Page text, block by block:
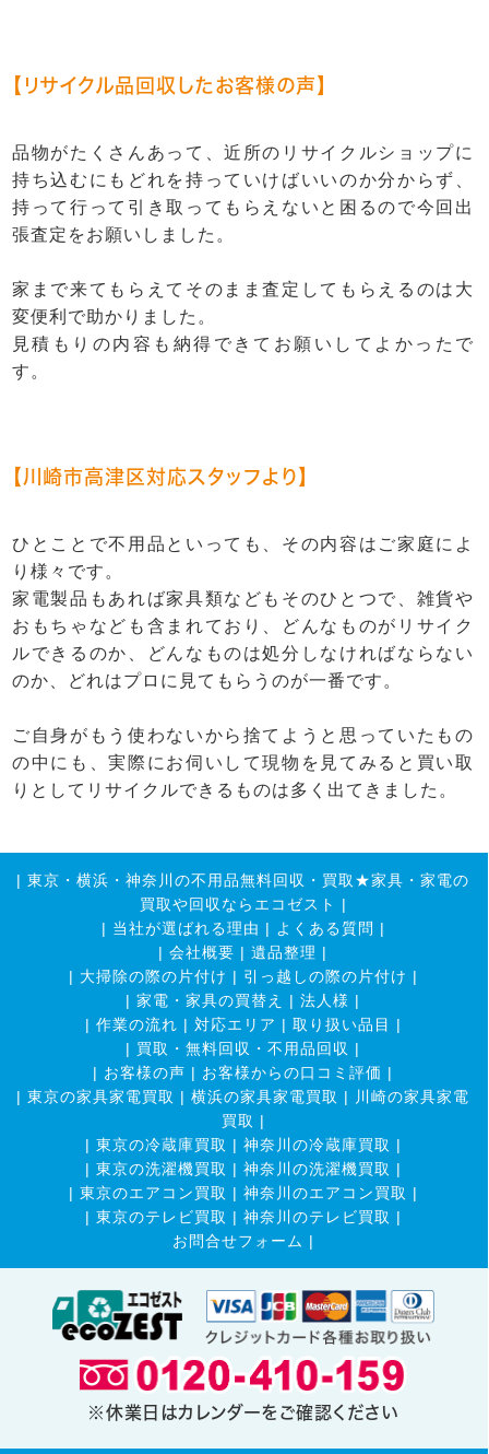
【リサイクル品回収したお客様の声】
品物がたくさんあって、近所のリサイクルショップに
持ち込むにもどれを持っていけばいいのか分からず、
持って行って引き取ってもらえないと困るので今回出
張査定をお願いしました。
家まで来てもらえてそのまま査定してもらえるのは大
変便利で助かりました。
見積もりの内容も納得できてお願いしてよかったで
す。
【川崎市高津区対応スタッフより】
ひとことで不用品といっても、その内容はご家庭によ
り様々です。
家電製品もあれば家具類などもそのひとつで、雑貨や
おもちゃなども含まれており、どんなものがリサイク
ルできるのか、どんなものは処分しなければならない
のか、どれはプロに見てもらうのが一番です。
ご自身がもう使わないから捨てようと思っていたもの
の中にも、実際にお伺いして現物を見てみると買い取
りとしてリサイクルできるものは多く出てきました。
| 東京・横浜・神奈川の不用品無料回収・買取★家具・家電の
買取や回収ならエコゼスト
|
| 当社が選ばれる理由 | よくある質問 |
| 会社概要 | 遺品整理 |
| 大掃除の際の片付け | 引っ越しの際の片付け |
| 家電・家具の買替え | 法人様 |
| 作業の流れ | 対応エリア | 取り扱い品目
|
| 買取・無料回収・不用品回収 |
| お客様の声 | お客様からの口コミ評価 |
| 東京の家具家電買取 | 横浜の家具家電買取 |
川崎の家具家電
買取 |
| 東京の冷蔵庫買取 | 神奈川の冷蔵庫買取 |
| 東京の洗濯機買取 | 神奈川の洗濯機買取 |
| 東京のエアコン買取 | 神奈川のエアコン買取 |
| 東京のテレビ買取 | 神奈川のテレビ買取 |
お問合せフォーム |
※休業日はカレンダーをご確認ください